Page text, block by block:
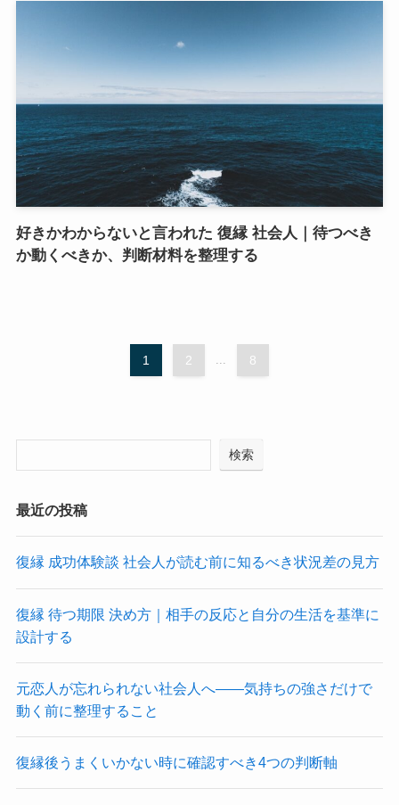
好きかわからないと言われた 復縁 社会人｜待つべき
か動くべきか、判断材料を整理する
1 2 ... 8
検索
最近の投稿
復縁 成功体験談 社会人が読む前に知るべき状況差の見方
復縁 待つ期限 決め方｜相手の反応と自分の生活を基準に
設計する
元恋人が忘れられない社会人へ――気持ちの強さだけで
動く前に整理すること
復縁後うまくいかない時に確認すべき4つの判断軸